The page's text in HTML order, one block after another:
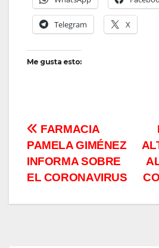
Telegram X
Me gusta esto:
Navegación
de
entradas
FARMACIA
PAMELA GIMÉNEZ
INFORMA SOBRE
EL CORONAVIRUS